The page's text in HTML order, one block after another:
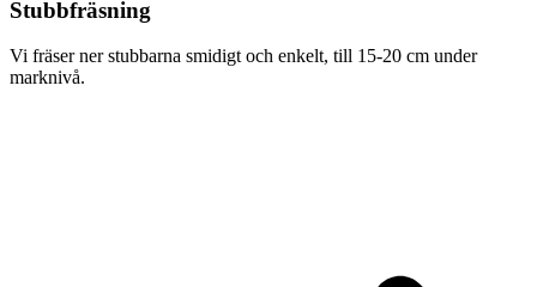
Stubbfräsning
Vi fräser ner stubbarna smidigt och enkelt, till 15-20 cm under
marknivå.